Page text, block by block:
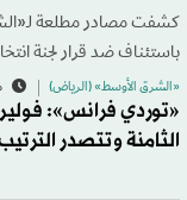
كشفت مصادر مطلعة
باستئناف ضد قرار لجنة
«الشرق الأوسط» (الرياض)
«توردي فرانس»:
الثامنة وتتصدر